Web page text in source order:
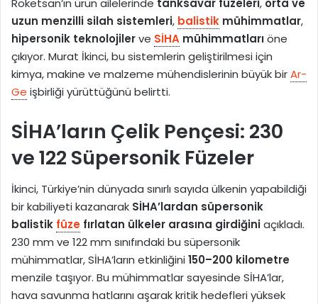
Roketsan’ın ürün ailelerinde tanksavar füzeleri, orta ve
uzun menzilli silah sistemleri, balistik mühimmatlar,
hipersonik teknolojilerve SİHA mühimmatlarıöne
çıkıyor. Murat İkinci, bu sistemlerin geliştirilmesi için
kimya, makine ve malzeme mühendislerinin büyük birAr-
Ge işbirliği yürüttüğünü belirtti.
SİHA’ların Çelik Pençesi: 230
ve 122 Süpersonik Füzeler
İkinci, Türkiye’nin dünyada sınırlı sayıda ülkenin yapabildiği
bir kabiliyeti kazanarak SİHA’lardan süpersonik
balistik füze fırlatan ülkeler arasına girdiğiniaçıkladı.
230 mm ve 122 mm sınıfındaki bu süpersonik
mühimmatlar, SİHA’ların etkinliğini150–200 kilometre
menzile taşıyor. Bu mühimmatlar sayesinde SİHA’lar,
hava savunma hatlarını aşarak kritik hedefleri yüksek